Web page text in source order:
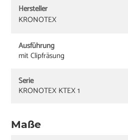
Hersteller
KRONOTEX
Ausführung
mit Clipfräsung
Serie
KRONOTEX KTEX 1
Maße